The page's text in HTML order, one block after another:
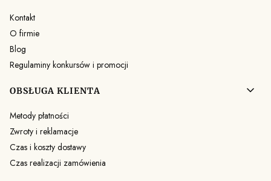
Kontakt
O firmie
Blog
Regulaminy konkursów i promocji
OBSŁUGA KLIENTA
Metody płatności
Zwroty i reklamacje
Czas i koszty dostawy
Czas realizacji zamówienia